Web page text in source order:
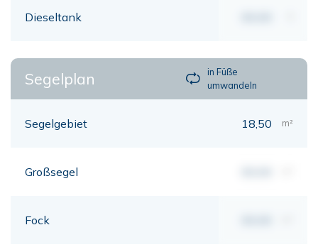
Dieseltank
Segelplan
in Füße
umwandeln
Segelgebiet 18,50 m²
Großsegel
Fock